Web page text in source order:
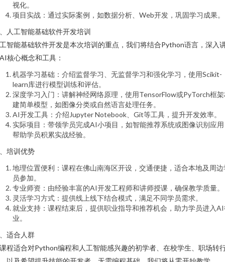
视化。
项目实战：通过实际案例，如数据分析、Web开发，巩固学习成果。
人工智能基础软件开发培训
智能基础软件开发是本次培训的重点，我们将结合Python语言，深入
核心概念和工具：
机器学习基础：介绍监督学习、无监督学习和强化学习，使用Scikit-
learn库进行模型训练和评估。
深度学习入门：讲解神经网络原理，使用TensorFlow或PyTorch框
建简单模型，如图像分类或自然语言处理任务。
AI开发工具：介绍Jupyter Notebook、Git等工具，提升开发效率。
实际项目：带领学员完成AI小项目，如智能推荐系统或图像识别应
帮助学员积累实战经验。
培训优势
地理位置便利：课程在佛山南海区开设，交通便捷，适合本地及周边
员参加。
专业师资：由经验丰富的AI开发工程师和讲师授课，确保教学质量。
灵活学习方式：提供线上线下结合模式，满足不同学员需求。
就业支持：课程结束后，提供职业指导和推荐机会，助力学员进入
业。
适合人群
程适合对Python编程和人工智能感兴趣的初学者、在校学生、职场转